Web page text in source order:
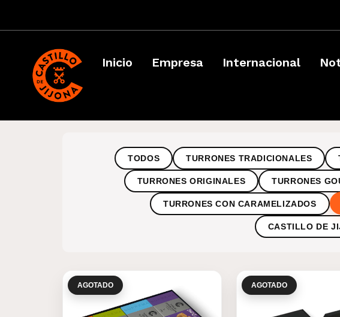
Inicio Empresa Internacional
TODOS TURRONES TRADICIONALES
TURRONES ORIGINALES TURRONES
TURRONES CON CARAMELIZADOS
CASTILLO DE
AGOTADO AGOTADO